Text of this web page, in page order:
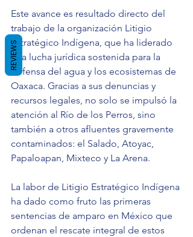
Este avance es resultado directo del
trabajo de la organización Litigio
Estratégico Indígena, que ha liderado
una lucha jurídica sostenida para la
defensa del agua y los ecosistemas de
Oaxaca. Gracias a sus denuncias y
recursos legales, no solo se impulsó la
atención al Río de los Perros, sino
también a otros afluentes gravemente
contaminados: el Salado, Atoyac,
Papaloapan, Mixteco y La Arena.
La labor de Litigio Estratégico Indígena
ha dado como fruto las primeras
sentencias de amparo en México que
ordenan el rescate integral de estos
REVIEWS